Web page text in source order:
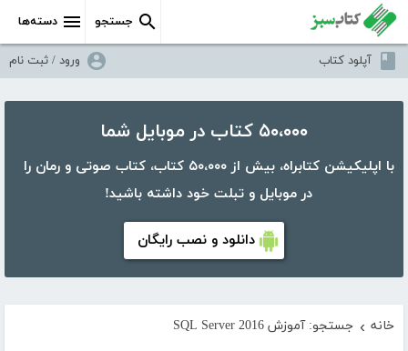
دسته‌ها جستجو
آپلود کتاب ورود / ثبت نام
۵۰،۰۰۰ کتاب در موبایل شما
با اپلیکیشن کتابراه، بیش از ۵۰،۰۰۰ کتاب، کتاب صوتی و رمان را
در موبایل و تبلت خود داشته باشید!
دانلود و نصب رایگان
خانه › جستجو: آموزش SQL Server 2016